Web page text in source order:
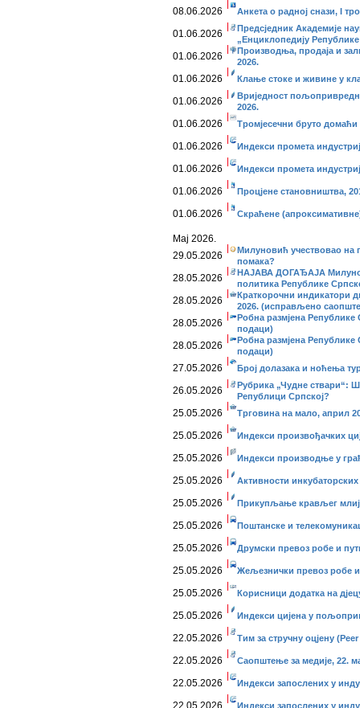
08.06.2026 Анкета о радној снази, I
01.06.2026
Предсједник Академије
„Енциклопедију
01.06.2026
Производња, продаја и
2026.
01.06.2026 Клање стоке и живине у
01.06.2026
Вриједност
2026.
01.06.2026 Тромјесечни бруто домаћи
01.06.2026 Индекси промета
01.06.2026 Индекси промета
01.06.2026 Процјене становништва,
01.06.2026 Скраћене
Мај 2026.
29.05.2026
Милуновић учествовао на
помака?
28.05.2026
НАЈАВА ДОГАЂАЈА
политика Републике
28.05.2026
Краткорочни индикатори
2026. (исправљено
28.05.2026
Робна размјена
подаци)
28.05.2026
Робна размјена
подаци)
27.05.2026 Број долазака и ноћења
26.05.2026
Рубрика „Чудне ствари“:
Републици Српској?
25.05.2026 Трговина на мало, април
25.05.2026 Индекси произвођачких
25.05.2026 Индекси производње у
25.05.2026 Активности
25.05.2026 Прикупљање крављег
25.05.2026 Поштанске и
25.05.2026 Друмски превоз робе и
25.05.2026 Жељезнички превоз робе и
25.05.2026 Корисници додатка на
25.05.2026 Индекси цијена у
22.05.2026 Тим за стручну оцјену
22.05.2026 Саопштење за медије, 22.
22.05.2026 Индекси запослених у
22.05.2026 Индекси запослених у